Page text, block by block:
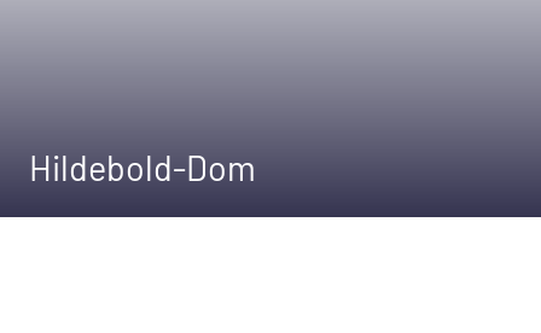
Hildebold-Dom